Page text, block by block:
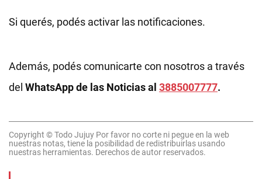
Si querés, podés activar las notificaciones.
Además, podés comunicarte con nosotros a través
del WhatsApp de las Noticias al 3885007777.
Copyright © Todo Jujuy Por favor no corte ni pegue en la web
nuestras notas, tiene la posibilidad de redistribuirlas usando
nuestras herramientas. Derechos de autor reservados.